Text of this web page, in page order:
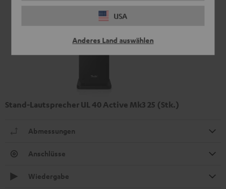
USA
Anderes Land auswählen
Stand-Lautsprecher UL 40 Active Mk3 25 (Stk.)
Abmessungen
Anschlüsse
Wiedergabe